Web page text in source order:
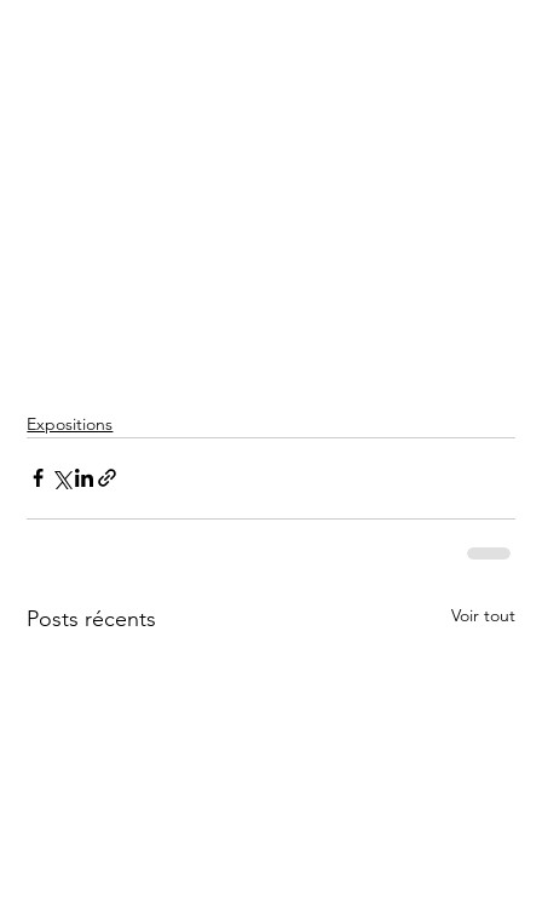
Expositions
Posts récents Voir tout